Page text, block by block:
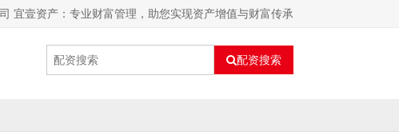
宜壹资产：专业财富管理，助您实现资产增值与财富传承
配资搜索